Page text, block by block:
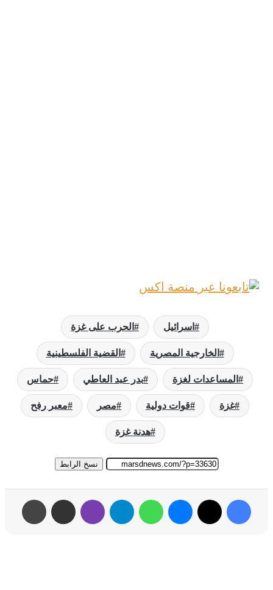
اسرائيل الحرب على غزة
الخارجية المصرية القضية الفلسطينية
المساعدات لغزة بدر عبد العاطي حماس
غزة قوات دولية مصر معبر رفح
هدنة غزة
نسخ الرابط
فيسبوك ‫X ماسنجر واتساب تيلقرام ڤايبر مشاركة عبر البريد طباعة